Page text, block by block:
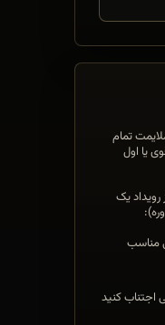
تمام
یا اول
یک
مناسب
اجتناب کنید